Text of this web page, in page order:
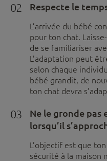
02 Respecte le
L’arrivée du bébé
pour ton chat.
de se familiariser
L’adaptation peut
selon chaque
bébé grandit, de
ton chat devra
03
Ne le gronde pas
lorsqu’il
L’objectif est que
sécurité à la maison